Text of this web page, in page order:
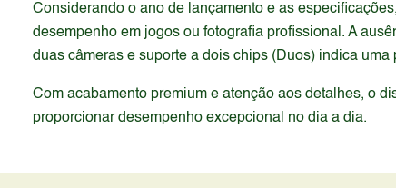
Considerando o ano de lançamento e as
desempenho em jogos ou fotografia profissional. A
duas câmeras e suporte a dois chips (Duos) indica
Com acabamento premium e atenção aos detalhes, o
proporcionar desempenho excepcional no dia a dia.